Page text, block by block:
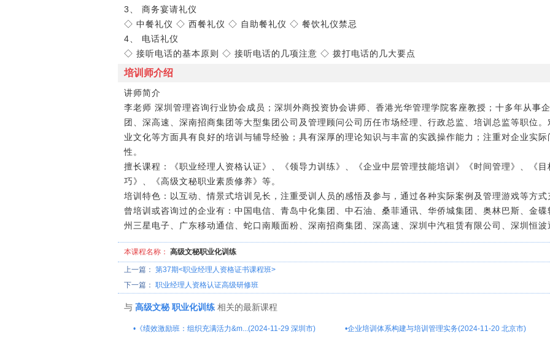
3、 商务宴请礼仪
◇ 中餐礼仪 ◇ 西餐礼仪 ◇ 自助餐礼仪 ◇ 餐饮礼仪禁忌
4、 电话礼仪
◇ 接听电话的基本原则 ◇ 接听电话的几项注意 ◇ 拨打电话的几大要点
培训师介绍
讲师简介
李老师 深圳管理咨询行业协会成员；深圳外商投资协会讲师、香港光华管理学院客座教授；十多年从事
团、深高速、深南招商集团等大型集团公司及管理顾问公司历任市场经理、行政总监、培训总监等职位
业文化等方面具有良好的培训与辅导经验；具有深厚的理论知识与丰富的实践操作能力；注重对企业实
性。
擅长课程：《职业经理人资格认证》、《领导力训练》、《企业中层管理技能培训》《时间管理》、《
巧》、《高级文秘职业素质修养》等。
培训特色：以互动、情景式培训见长，注重受训人员的感悟及参与，通过各种实际案例及管理游戏等方
曾培训或咨询过的企业有：中国电信、青岛中化集团、中石油、桑菲通讯、华侨城集团、奥林巴斯、金
州三星电子、广东移动通信、蛇口南顺面粉、深南招商集团、深高速、深圳中汽租赁有限公司、深圳恒
本课程名称： 高级文秘职业化训练
上一篇： 第37期<职业经理人资格证书课程班>
下一篇： 职业经理人资格认证高级研修班
与 高级文秘 职业化训练 相关的最新课程
• 《绩效激励班：组织充满活力&m...(2024-11-29 深圳市) •企业培训体系构建与培训管理实务(2024-11-20 北京市)